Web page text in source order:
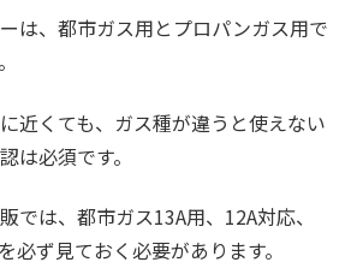
は、都市ガス用とプロパンガス用で
近くても、ガス種が違うと使えない
は必須です。
では、都市ガス13A用、12A対応、
必ず見ておく必要があります。